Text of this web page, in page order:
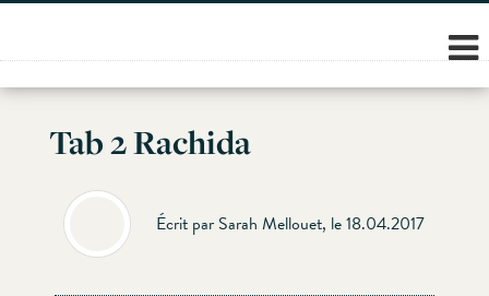
Skip
content
Tab 2 Rachida
Écrit par Sarah Mellouet, le 18.04.2017